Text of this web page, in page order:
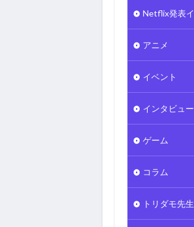
Netflix発表
アニメ
イベント
インタビュー
ゲーム
コラム
トリダモ先